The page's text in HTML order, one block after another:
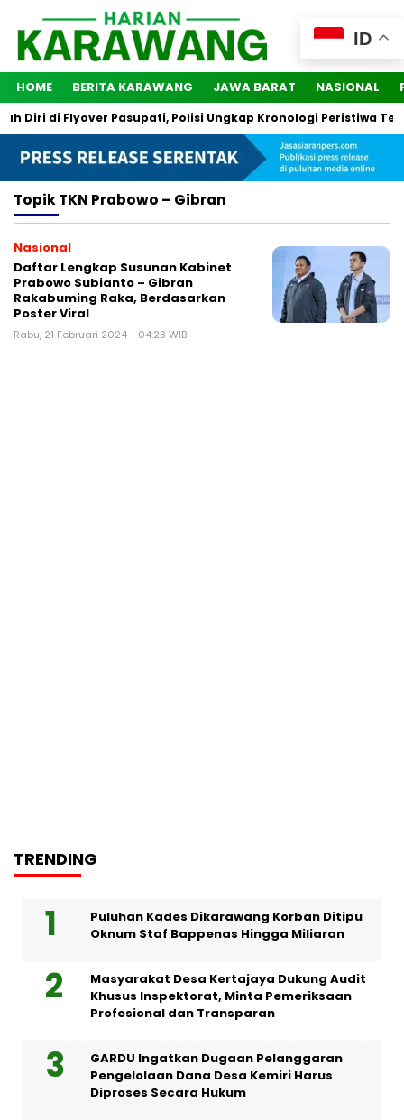
HOME BERITA KARAWANG JAWA BARAT NASIONAL
Diri di Flyover Pasupati, Polisi Ungkap Kronologi Peristiwa
TopikTKN Prabowo – Gibran
Nasional
Daftar Lengkap Susunan Kabinet
Prabowo Subianto – Gibran
Rakabuming Raka, Berdasarkan
Poster Viral
Rabu, 21 Februari 2024 - 04:23 WIB
TRENDING
Puluhan Kades Dikarawang Korban Ditipu
Oknum Staf Bappenas Hingga Miliaran
Masyarakat Desa Kertajaya Dukung Audit
Khusus Inspektorat, Minta Pemeriksaan
Profesional dan Transparan
GARDU Ingatkan Dugaan Pelanggaran
Pengelolaan Dana Desa Kemiri Harus
Diproses Secara Hukum
ID